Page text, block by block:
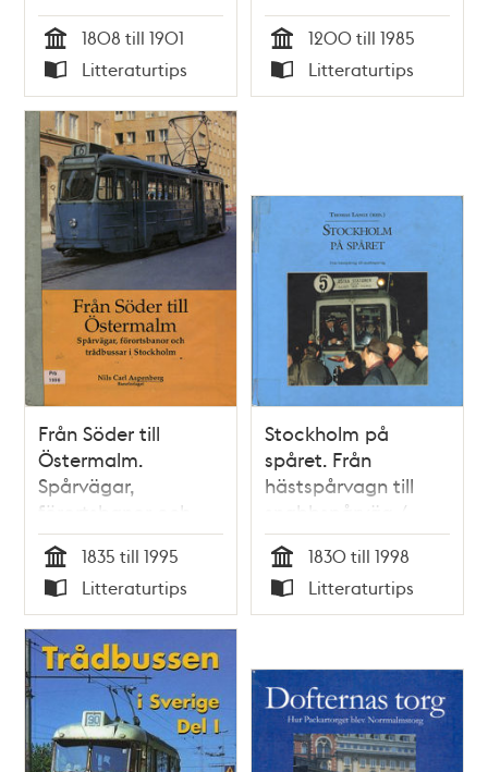
Tid
1808 till 1901
Typ
Litteraturtips
byggande under sju
sekler / Ingemar
Johansson
Tid
1200 till 1985
Typ
Litteraturtips
Från Söder till
Östermalm.
Spårvägar,
förortsbanor och
trådbussar i
Stockholm / Nils
Carl Aspenberg
Tid
1835 till 1995
Typ
Litteraturtips
Stockholm på
spåret. Från
hästspårvagn till
snabbspårväg /
Thomas Lange (red.)
Tid
1830 till 1998
Typ
Litteraturtips